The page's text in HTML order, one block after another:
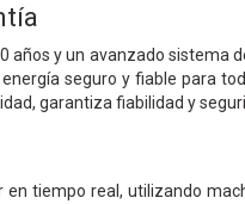
y un avanzado sistema
energía seguro y fiable para
garantiza fiabilidad y
tiempo real, utilizando